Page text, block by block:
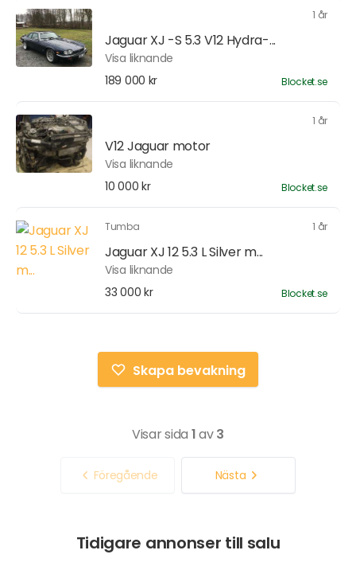
1 år
Jaguar XJ -S 5.3 V12 Hydra-...
Visa liknande
189 000 kr
Blocket.se
1 år
V12 Jaguar motor
Visa liknande
10 000 kr
Blocket.se
Tumba 1 år
Jaguar XJ 12 5.3 L Silver m...
Visa liknande
33 000 kr
Blocket.se
Skapa bevakning
Visar sida 1av3
Föregående Nästa
Tidigare annonser till salu